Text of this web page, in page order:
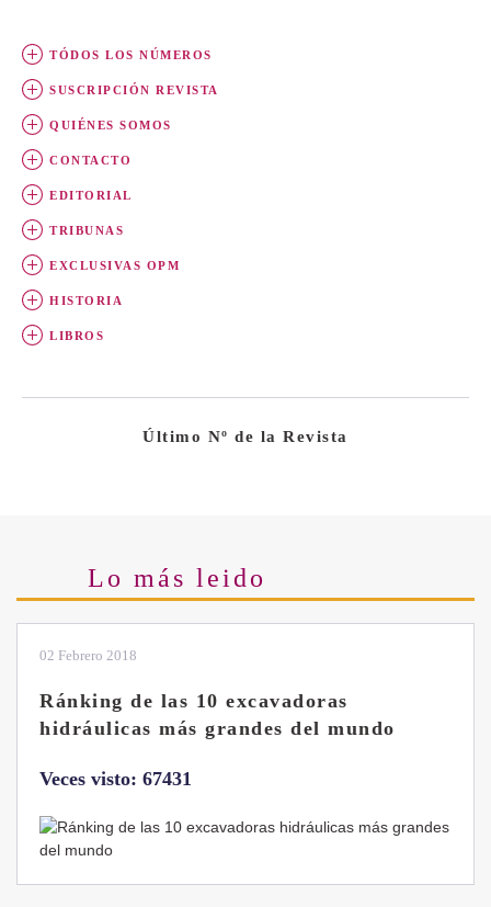
TÓDOS LOS NÚMEROS
SUSCRIPCIÓN REVISTA
QUIÉNES SOMOS
CONTACTO
EDITORIAL
TRIBUNAS
EXCLUSIVAS OPM
HISTORIA
LIBROS
Último Nº de la Revista
Lo más leido
02 Febrero 2018
Ránking de las 10 excavadoras
hidráulicas más grandes del mundo
Veces visto: 67431